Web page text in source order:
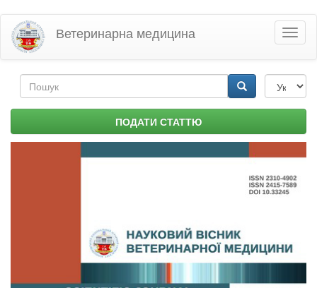
Перейти
основного
матеріалу
Ветеринарна медицина
Пошукова
форма ПОДАТИ СТАТТЮ